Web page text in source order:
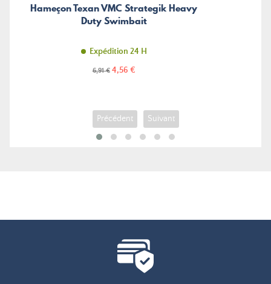
Hameçon Texan VMC Strategik Heavy
Duty Swimbait
Expédition 24 H
Prix
6,91 € Prix
4,56 €
Précédent Suivant